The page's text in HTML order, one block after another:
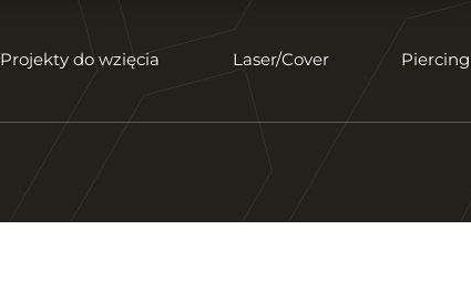
Projekty do wzięcia Laser/Cover Piercing